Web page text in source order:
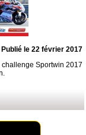
Publié le 22 février 2017
challenge Sportwin 2017